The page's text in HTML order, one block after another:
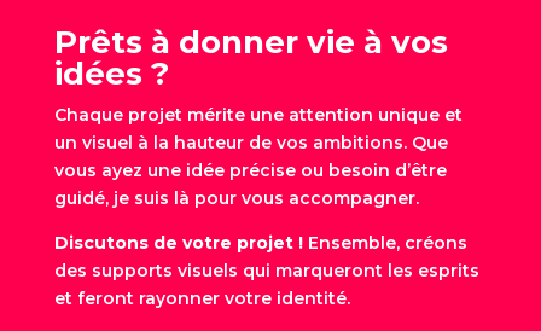
Prêts à donner vie à vos
idées ?
Chaque projet mérite une attention unique et
un visuel à la hauteur de vos ambitions. Que
vous ayez une idée précise ou besoin d’être
guidé, je suis là pour vous accompagner.
Discutons de votre projet !Ensemble, créons
des supports visuels qui marqueront les esprits
et feront rayonner votre identité.